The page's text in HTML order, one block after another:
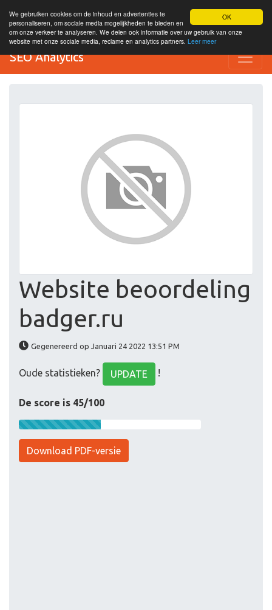
OK
We gebruiken cookies om de inhoud en advertenties te
personaliseren, om sociale media mogelijkheden te bieden en
om onze verkeer te analyseren. We delen ook informatie over uw gebruik van onze
website met onze sociale media, reclame en analytics partners. Leer meer
SEO Analytics
Website beoordeling
badger.ru
Gegenereerd op Januari 24 2022 13:51 PM
Oude statistieken? UPDATE !
De score is 45/100
Download PDF-versie